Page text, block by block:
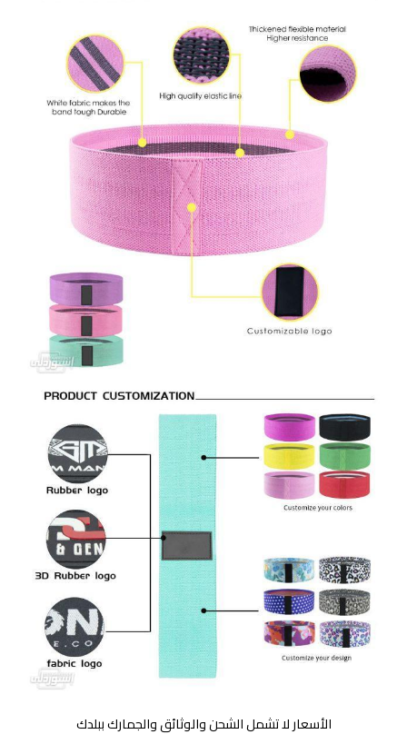
الأسعار لا تشمل الشحن والوثائق والجمارك ببلدك